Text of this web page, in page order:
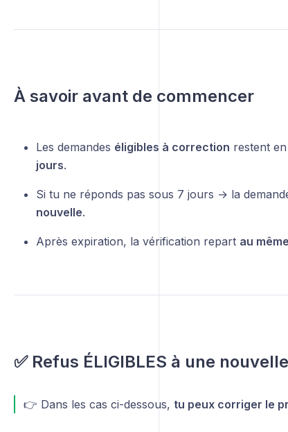
À savoir avant de commencer
Les demandes éligibles à correction restent
jours.
Si tu ne réponds pas sous 7 jours → la
nouvelle.
Après expiration, la vérification repart au
✅ Refus ÉLIGIBLES à une
👉 Dans les cas ci-dessous, tu peux corriger le